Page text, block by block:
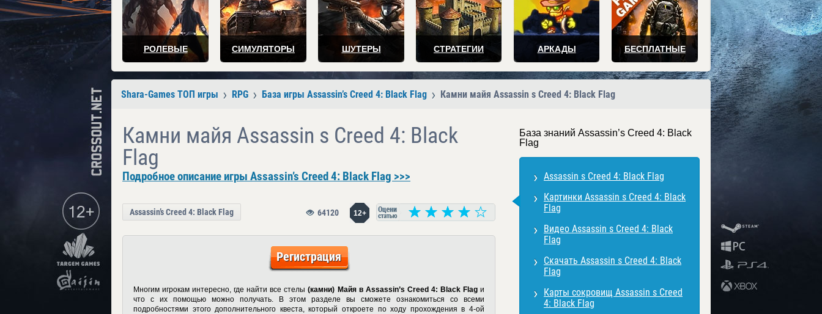
РОЛЕВЫЕ СИМУЛЯТОРЫ ШУТЕРЫ СТРАТЕГИИ АРКАДЫ БЕСПЛАТНЫЕ
Shara-Games ТОП игры RPG База игры Assassin’s Creed 4: Black Flag Камни майя Assassin s Creed 4: Black Flag
Камни майя Assassin s Creed 4: Black
Flag
Подробное описание игры Assassin’s Creed 4: Black Flag >>>
Assassin’s Creed 4: Black Flag 12+
64120
Регистрация
Многим игрокам интересно, где найти все стелы(камни) Майя в Assassin’s Creed 4: Black Flagи
что с их помощью можно получать. В этом разделе вы сможете ознакомиться со всеми
подробностями этого дополнительного квеста, который откроете по ходу прохождения в 4-ой
База знаний Assassin’s Creed 4: Black
Flag
Assassin s Creed 4: Black Flag
Картинки Assassin s Creed 4: Black
Flag
Видео Assassin s Creed 4: Black
Flag
Скачать Assassin s Creed 4: Black
Flag
Карты сокровищ Assassin s Creed
4: Black Flag